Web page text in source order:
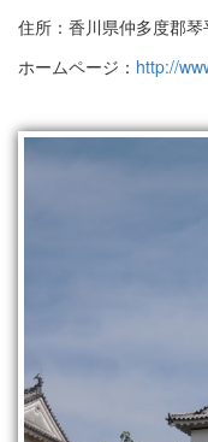
住所：香川県仲多度郡琴
ホームページ： http://